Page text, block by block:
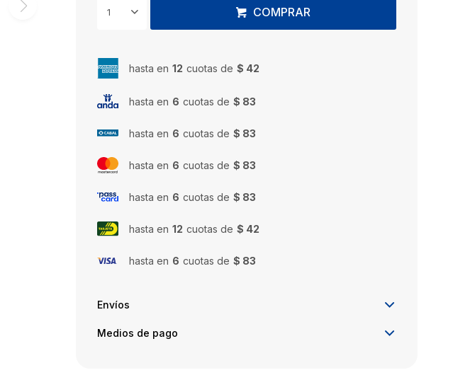
1 COMPRAR
hasta en 12 cuotas de $ 42
hasta en 6 cuotas de $ 83
hasta en 6 cuotas de $ 83
hasta en 6 cuotas de $ 83
hasta en 6 cuotas de $ 83
hasta en 12 cuotas de $ 42
hasta en 6 cuotas de $ 83
Envíos
Medios de pago